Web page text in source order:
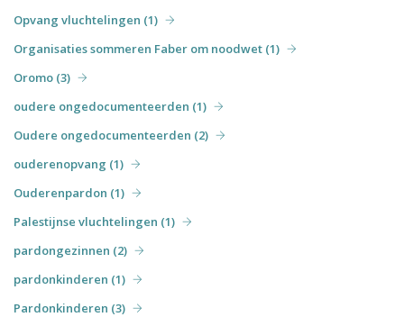
Opvang vluchtelingen (1)
Organisaties sommeren Faber om noodwet (1)
Oromo (3)
oudere ongedocumenteerden (1)
Oudere ongedocumenteerden (2)
ouderenopvang (1)
Ouderenpardon (1)
Palestijnse vluchtelingen (1)
pardongezinnen (2)
pardonkinderen (1)
Pardonkinderen (3)